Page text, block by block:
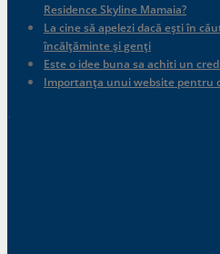
Residence Skyline Mamaia?
La cine să apelezi dacă ești în
încălțăminte și genți
Este o idee buna sa achiti un
Importanța unui website pentru
.